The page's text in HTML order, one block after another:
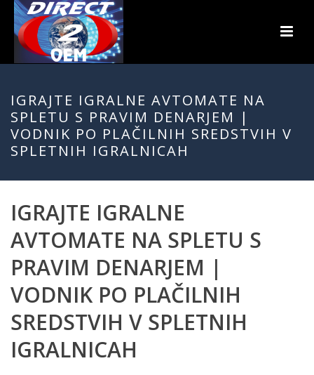
IGRAJTE IGRALNE AVTOMATE NA
SPLETU S PRAVIM DENARJEM |
VODNIK PO PLAČILNIH SREDSTVIH V
SPLETNIH IGRALNICAH
IGRAJTE IGRALNE
AVTOMATE NA SPLETU S
PRAVIM DENARJEM |
VODNIK PO PLAČILNIH
SREDSTVIH V SPLETNIH
IGRALNICAH